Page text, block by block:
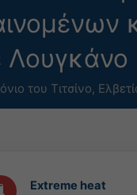
Λουγκάνο
του Τιτσίνο,
Extreme heat